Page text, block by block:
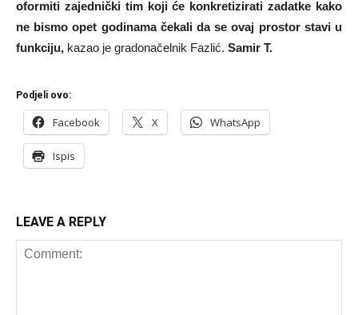
oformiti zajednički tim koji će konkretizirati zadatke kako
ne bismo opet godinama čekali da se ovaj prostor stavi u
funkciju, kazao je gradonačelnik Fazlić. Samir T.
Podjeli ovo:
Facebook X WhatsApp
Ispis
LEAVE A REPLY